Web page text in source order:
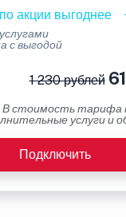
по акции выгоднее
с выгодой
1 230 рублей
В стоимость тарифа
услуги и
Подключить